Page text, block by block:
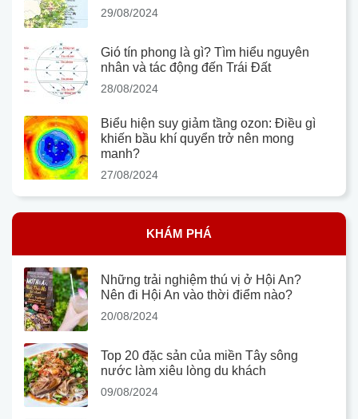
29/08/2024
Gió tín phong là gì? Tìm hiểu nguyên
nhân và tác động đến Trái Đất
28/08/2024
Biểu hiện suy giảm tầng ozon: Điều gì
khiến bầu khí quyển trở nên mong
manh?
27/08/2024
KHÁM PHÁ
Những trải nghiệm thú vị ở Hội An?
Nên đi Hội An vào thời điểm nào?
20/08/2024
Top 20 đặc sản của miền Tây sông
nước làm xiêu lòng du khách
09/08/2024